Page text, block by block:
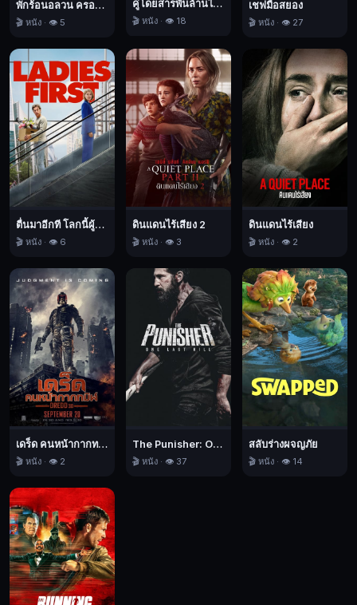
พักร้อนอลวน ครอบครัวอลเวง
🎬 หนัง · 👁️ 5
คู่โดยสารพันล้านไมล์
🎬 หนัง · 👁️ 18
เชฟมื้อสยอง
🎬 หนัง · 👁️ 27
ตื่นมาอีกที โลกนี้ผู้หญิงใหญ่
🎬 หนัง · 👁️ 6
ดินแดนไร้เสียง 2
🎬 หนัง · 👁️ 3
ดินแดนไร้เสียง
🎬 หนัง · 👁️ 2
เดร็ด คนหน้ากากทมิฬ
🎬 หนัง · 👁️ 2
The Punisher: One Last Kill เดอะ พันนิชเชอร์: ฆ่าทิ้งทวน
🎬 หนัง · 👁️ 37
สลับร่างผจญภัย
🎬 หนัง · 👁️ 14